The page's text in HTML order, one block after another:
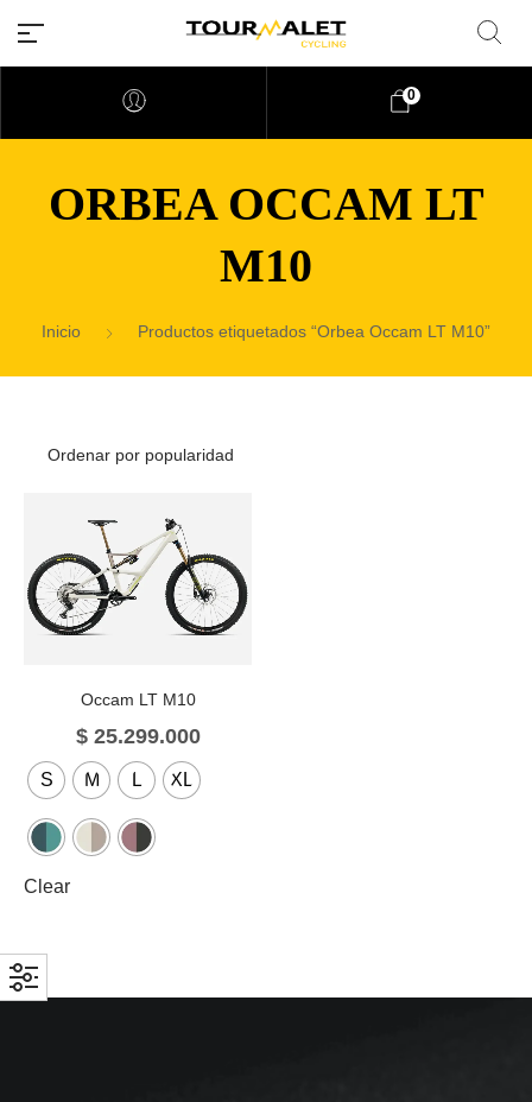
0
ORBEA OCCAM LT
M10
Inicio Productos etiquetados “Orbea Occam LT M10”
Occam LT M10
$25.299.000
S M L XL
Clear